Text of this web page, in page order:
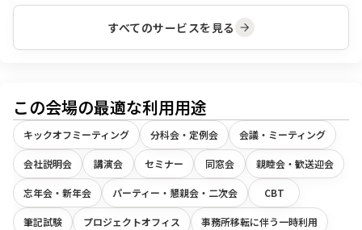
すべてのサービスを見る
この会場の最適な利用用途
キックオフミーティング 分科会・定例会 会議・ミーティング
会社説明会 講演会 セミナー 同窓会 親睦会・歓送迎会
忘年会・新年会 パーティー・懇親会・二次会 CBT
筆記試験 プロジェクトオフィス 事務所移転に伴う一時利用